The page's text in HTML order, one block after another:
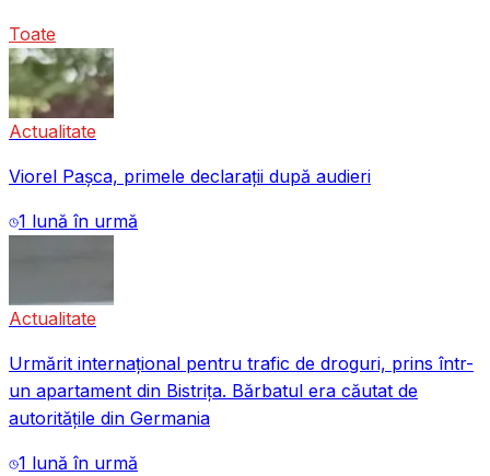
Toate
Actualitate
Viorel Pașca, primele declarații după audieri
1 lună în urmă
Actualitate
Urmărit internațional pentru trafic de droguri, prins într-
un apartament din Bistrița. Bărbatul era căutat de
autoritățile din Germania
1 lună în urmă